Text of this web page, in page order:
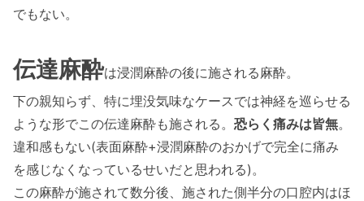
でもない。
伝達麻酔は浸潤麻酔の後に施される麻酔。
下の親知らず、特に埋没気味なケースでは神経を巡らせる
ような形でこの伝達麻酔も施される。 恐らく痛みは皆無。
違和感もない(表面麻酔+浸潤麻酔のおかげで完全に痛み
を感じなくなっているせいだと思われる)。
この麻酔が施されて数分後、施された側半分の口腔内はほ